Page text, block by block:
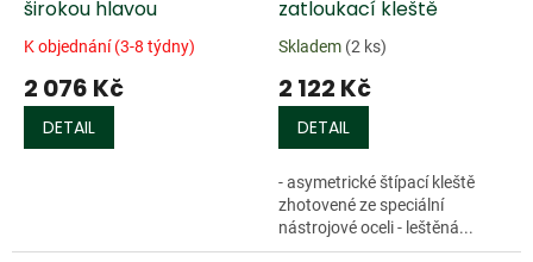
širokou hlavou
K objednání (3-8 týdny)
2 076 Kč
DETAIL
zatloukací kleště
Skladem (2 ks)
2 122 Kč
DETAIL
- asymetrické štípací kleště
zhotovené ze speciální
nástrojové oceli - leštěná...